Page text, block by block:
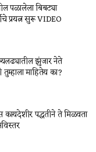
पळालेला बिबट्या
प्रयत्न सुरू VIDEO
झुंजार नेते
तुम्हाला माहितेय का?
पद्धतीने ते मिळवता